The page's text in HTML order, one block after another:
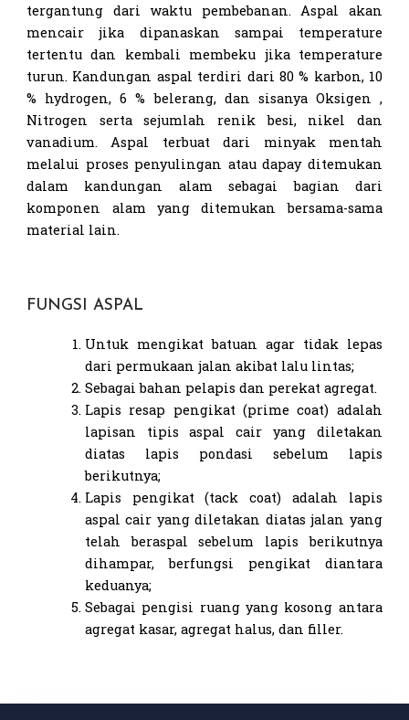
tergantung dari waktu pembebanan. Aspal akan
mencair jika dipanaskan sampai temperature
tertentu dan kembali membeku jika temperature
turun. Kandungan aspal terdiri dari 80 % karbon, 10
% hydrogen, 6 % belerang, dan sisanya Oksigen ,
Nitrogen serta sejumlah renik besi, nikel dan
vanadium. Aspal terbuat dari minyak mentah
melalui proses penyulingan atau dapay ditemukan
dalam kandungan alam sebagai bagian dari
komponen alam yang ditemukan bersama-sama
material lain.
FUNGSI ASPAL
Untuk mengikat batuan agar tidak lepas
dari permukaan jalan akibat lalu lintas;
Sebagai bahan pelapis dan perekat agregat.
Lapis resap pengikat (prime coat) adalah
lapisan tipis aspal cair yang diletakan
diatas lapis pondasi sebelum lapis
berikutnya;
Lapis pengikat (tack coat) adalah lapis
aspal cair yang diletakan diatas jalan yang
telah beraspal sebelum lapis berikutnya
dihampar, berfungsi pengikat diantara
keduanya;
Sebagai pengisi ruang yang kosong antara
agregat kasar, agregat halus, dan filler.